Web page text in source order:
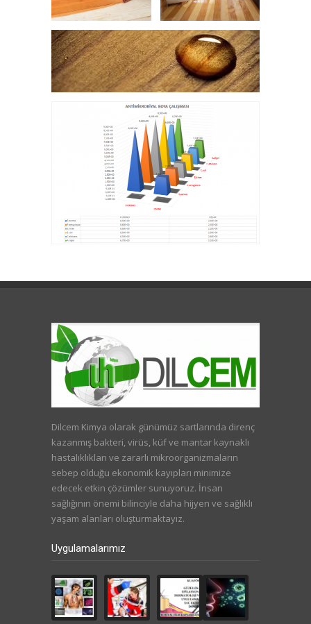
Dilcem Kimya olarak günümüz sartlarında direnç
kazanmış bakteri, virüs, küf ve mantar kaynaklı
hastalıklıkları ve zararlı mikroorganizmaların
sebep olduğu ekonomik kayıpları minimize
edecek etkin çözümler sunuyoruz. İnsan
sağlığının önemi bilinciyle daha hijyen ve sağlıklı
yaşam alanları oluşturmaktayız.
Uygulamalarımız